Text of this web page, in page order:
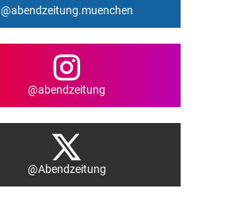
@abendzeitung.muenchen
@abendzeitung
@Abendzeitung